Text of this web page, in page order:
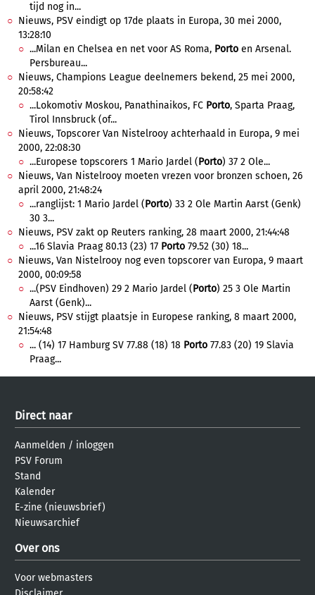
tijd nog in...
Nieuws, PSV eindigt op 17de plaats in Europa, 30 mei 2000,
13:28:10
...Milan en Chelsea en net voor AS Roma, Porto en Arsenal.
Persbureau...
Nieuws, Champions League deelnemers bekend, 25 mei 2000,
20:58:42
...Lokomotiv Moskou, Panathinaikos, FC Porto, Sparta Praag,
Tirol Innsbruck (of...
Nieuws, Topscorer Van Nistelrooy achterhaald in Europa, 9 mei
2000, 22:08:30
...Europese topscorers 1 Mario Jardel (Porto) 37 2 Ole...
Nieuws, Van Nistelrooy moeten vrezen voor bronzen schoen, 26
april 2000, 21:48:24
...ranglijst: 1 Mario Jardel (Porto) 33 2 Ole Martin Aarst (Genk)
30 3...
Nieuws, PSV zakt op Reuters ranking, 28 maart 2000, 21:44:48
...16 Slavia Praag 80.13 (23) 17 Porto 79.52 (30) 18...
Nieuws, Van Nistelrooy nog even topscorer van Europa, 9 maart
2000, 00:09:58
...(PSV Eindhoven) 29 2 Mario Jardel (Porto) 25 3 Ole Martin
Aarst (Genk)...
Nieuws, PSV stijgt plaatsje in Europese ranking, 8 maart 2000,
21:54:48
... (14) 17 Hamburg SV 77.88 (18) 18 Porto 77.83 (20) 19 Slavia
Praag...
Direct naar
Aanmelden / inloggen
PSV Forum
Stand
Kalender
E-zine (nieuwsbrief)
Nieuwsarchief
Over ons
Voor webmasters